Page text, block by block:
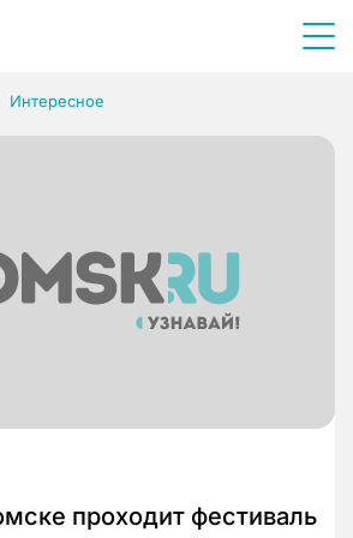
Интересное
проходит фестиваль